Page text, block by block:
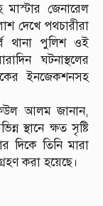
মাস্টার জেনারেল
দেখে পথচারীরা
থানা পুলিশ ওই
ঘটনাস্থলের
ইনজেকশনসহ
আলম জানান,
স্থানে ক্ষত সৃষ্টি
দিকে তিনি মারা
করা হয়েছে।